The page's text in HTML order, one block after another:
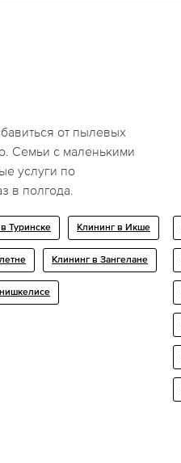
от пылевых
Семьи с маленькими
услуги по
в полгода.
Туринске Клининг в Икше
Клининг в Зангелане